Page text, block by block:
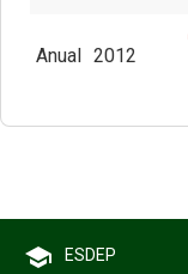
Anual 2012
school ESDEP